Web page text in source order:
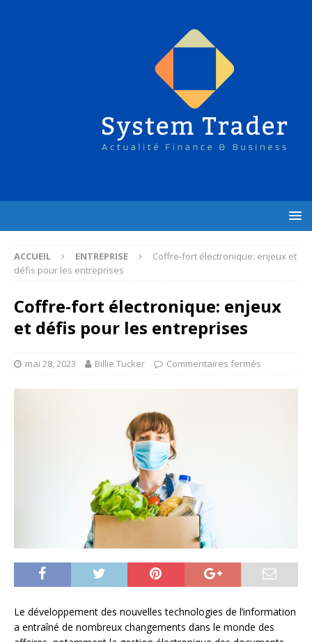
ACCUEIL ENTREPRISE
Coffre-fort électronique: enjeux et
défis pour les entreprises
Coffre-fort électronique: enjeux
et défis pour les entreprises
mai 28, 2023 Billie Tucker Commentaires fermés
Le développement des nouvelles technologies de l’information
a entraîné de nombreux changements dans le monde des